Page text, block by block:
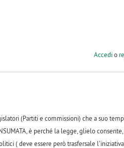
Accedio
(Partiti e commissioni) che a suo
è perché la legge, glielo
( deve essere però trasfersale